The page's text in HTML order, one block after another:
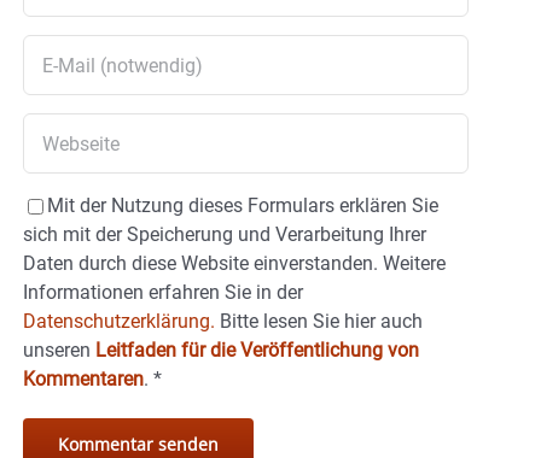
Mit der Nutzung dieses Formulars erklären Sie
sich mit der Speicherung und Verarbeitung Ihrer
Daten durch diese Website einverstanden. Weitere
Informationen erfahren Sie in der
Datenschutzerklärung. Bitte lesen Sie hier auch
unseren Leitfaden für die Veröffentlichung von
Kommentaren. *